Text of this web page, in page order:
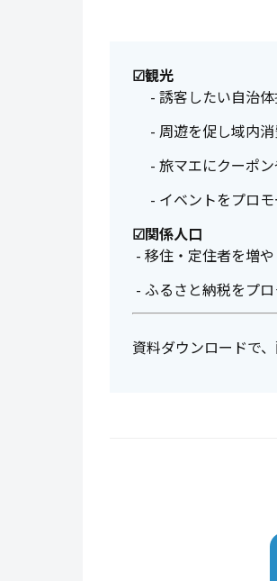
☑観光
- 誘客したい自治体
- 周遊を促し域内消
- 旅マエにクーポン
- イベントをプロモ
☑関係人口
- 移住・定住者を増
- ふるさと納税をプ
資料ダウンロードで